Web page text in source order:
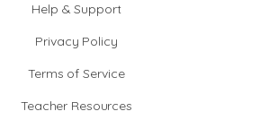
Help & Support
Privacy Policy
Terms of Service
Teacher Resources